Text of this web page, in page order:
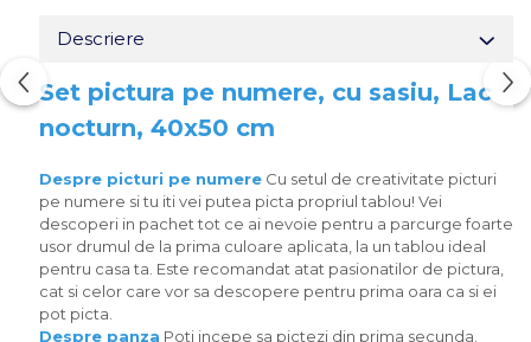
Descriere
Set pictura pe numere, cu sasiu, Lac
nocturn, 40x50 cm
Despre picturi pe numere Cu setul de creativitate picturi
pe numere si tu iti vei putea picta propriul tablou! Vei
descoperi in pachet tot ce ai nevoie pentru a parcurge foarte
usor drumul de la prima culoare aplicata, la un tablou ideal
pentru casa ta. Este recomandat atat pasionatilor de pictura,
cat si celor care vor sa descopere pentru prima oara ca si ei
pot picta.
Despre panza Poti incepe sa pictezi din prima secunda.